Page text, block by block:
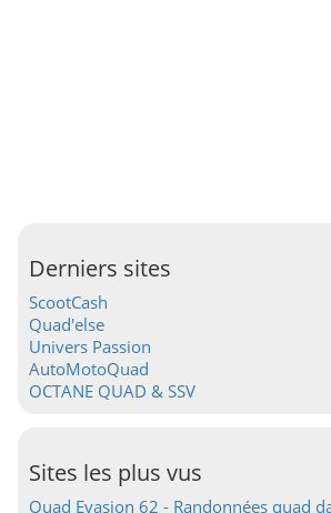
Derniers sites
ScootCash
Quad'else
Univers Passion
AutoMotoQuad
OCTANE QUAD & SSV
Sites les plus vus
Quad Evasion 62 - Randonnées quad